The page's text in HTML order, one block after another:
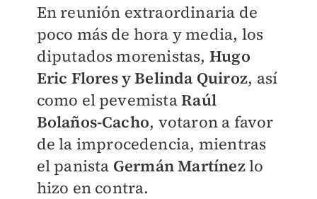
En reunión extraordinaria de
poco más de hora y media, los
diputados morenistas, Hugo
Eric Flores y Belinda Quiroz, así
como el pevemistaRaúl
Bolaños-Cacho, votaron a favor
de la improcedencia, mientras
el panista Germán Martínezlo
hizo en contra.